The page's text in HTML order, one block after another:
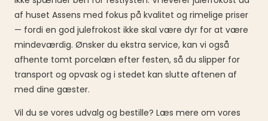
af huset Assens med fokus på kvalitet og rimelige priser
— fordi en god julefrokost ikke skal være dyr for at være
mindeværdig. Ønsker du ekstra service, kan vi også
afhente tomt porcelæn efter festen, så du slipper for
transport og opvask og i stedet kan slutte aftenen af
med dine gæster.
Vil du se vores udvalg og bestille? Læs mere om vores